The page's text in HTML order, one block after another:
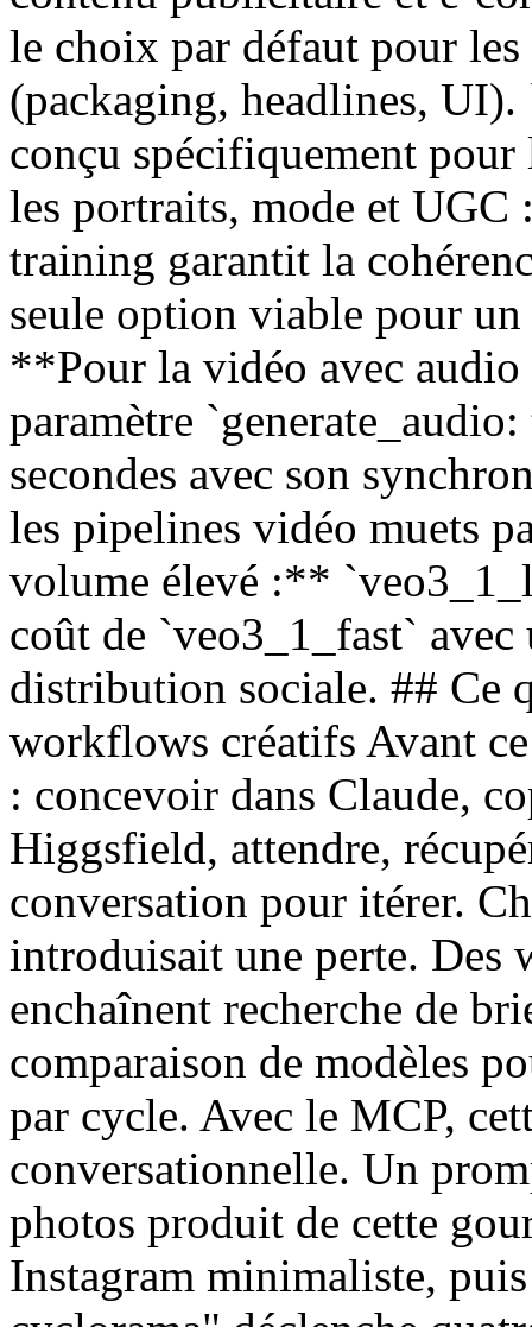
le choix par défaut pour
(packaging, headlines,
conçu spécifiquement
les portraits, mode et
training garantit la
seule option viable pour
**Pour la vidéo avec
paramètre
secondes avec son
les pipelines vidéo muets
volume élevé :**
coût de `veo3_1_fast`
distribution sociale. ## Ce
workflows créatifs Avant
: concevoir dans Claude,
Higgsfield, attendre,
conversation pour itérer.
introduisait une perte.
enchaînent recherche de
comparaison de modèles
par cycle. Avec le MCP,
conversationnelle. Un
photos produit de cette
Instagram minimaliste,